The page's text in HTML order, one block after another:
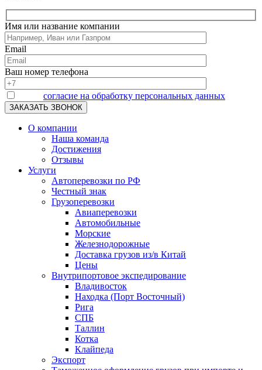
Имя или название компании
Email
Ваш номер телефона
согласие на обработку персональных данных
О компании
Наша команда
Достижения
Отзывы
Услуги
Автоперевозки по РФ
Честный знак
Грузоперевозки
Авиаперевозки
Автомобильные
Морские
Железнодорожные
Доставка грузов из/в Китай
Цены
Внутрипортовое экспедирование
Владивосток
Находка (Порт Восточный)
Рига
СПБ
Таллин
Котка
Клайпеда
Экспорт